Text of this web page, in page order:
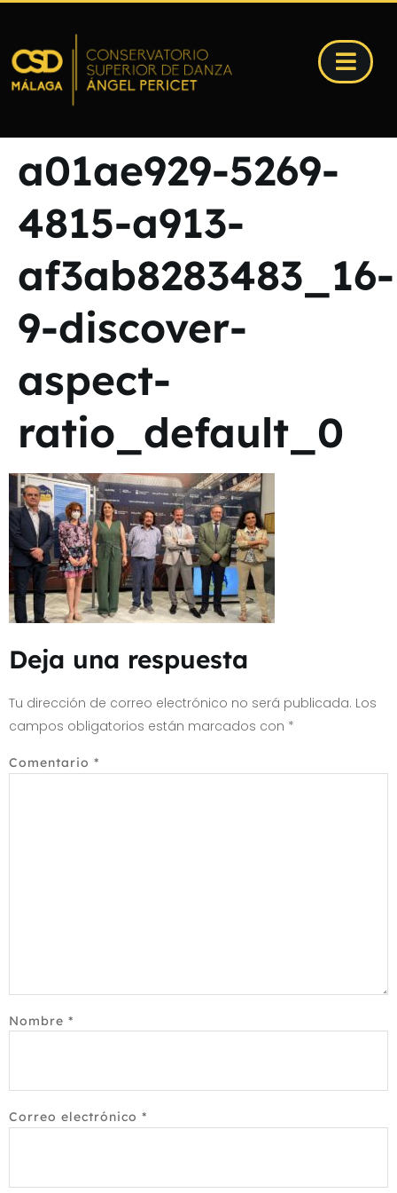
a01ae929-5269-
4815-a913-
af3ab8283483_16-
9-discover-
aspect-
ratio_default_0
Deja una respuesta
Tu dirección de correo electrónico no será publicada. Los
campos obligatorios están marcados con *
Comentario *
Nombre *
Correo electrónico *